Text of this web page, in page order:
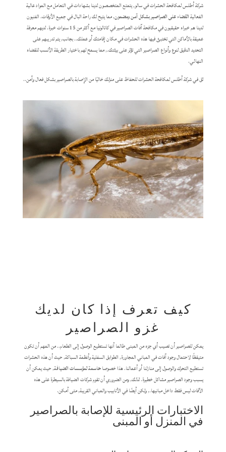
شركة أطلس لمكافحة الحشرات في سالو, يتمتع المتخصصون لدينا بشهادات في التعامل مع المواد عالية
الفعاليةالقضاء على الصراصير بشكل آمن ومضمون, مما يتيح لك راحة البال في جميع الأوقات. الفنيون
لدينا هم خبراء حقيقيون في مكافحة آفات الصراصير في كاتالونيا مع أكثر من 15 سنوات خبرة. لديهم معرفة
عميقة بالأماكن التي تختبئ فيها هذه الحشرات في مكان إقامتك أو عملك.. بجانب, يتم تدريبهم على
التحديد الدقيق لنوع وأنواع الصراصير التي تؤثر على بيئتك., مما يسمح لهم باختيار الطريقة الأنسب للقضاء
النهائي.
ثق في شركة أطلس لمكافحة الحشرات للحفاظ على منزلك خاليًا من الإصابة بالصراصير بشكل فعال وآمن..
كيف تعرف إذا كان لديك
غزو الصراصير
يمكن للصراصير أن تصيب أي جزء من المبنى طالما أنها تستطيع الوصول إلى الطعام.. من المهم أن تكون
متيقظًا لاحتمال وجود آفات في المباني المجاورة, الطوابق السفلية وأنظمة السباكة, حيث أن هذه الحشرات
تستطيع التحرك والوصول إلى منازلنا أو أعمالنا. هذا خصوصاحاسمة لمؤسسات الضيافة, حيث يمكن أن
يسبب وجود الصراصير مشاكل خطيرة. لذلك, ومن الضروري أن تقوم شركات الضيافة بالسيطرة على هذه
الآفات ليس فقط داخل مبانيها., ولكن أيضًا في الأنابيب والمباني القريبة, متى أمكن.
الاختبارات الرئيسية للإصابة بالصراصير
في المنزل أو المبنى